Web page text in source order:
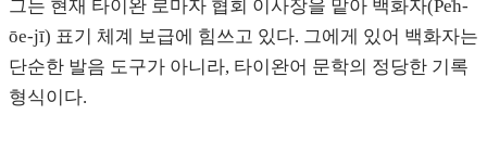
그는 현재 타이완 로마자 협회 이사장을 맡아 백화자(Pe̍h-
ōe-jī) 표기 체계 보급에 힘쓰고 있다. 그에게 있어 백화자는
단순한 발음 도구가 아니라, 타이완어 문학의 정당한 기록
형식이다.